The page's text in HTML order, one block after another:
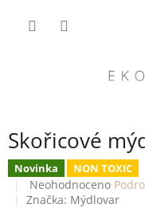
Skořicové
Novinka NON TOXIC
Průměrné
hodnocení
Neohodnoceno
Značka: Mýdlovar